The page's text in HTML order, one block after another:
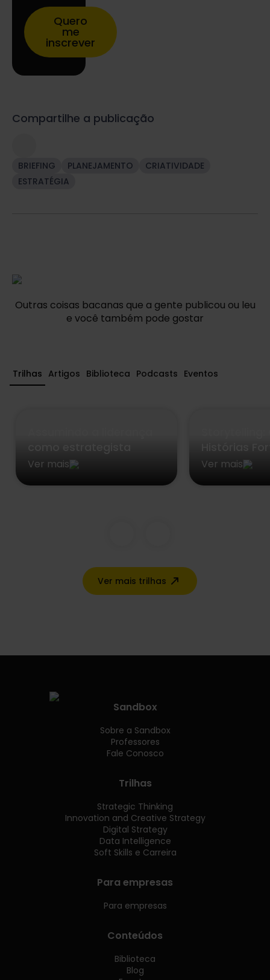
Quero
me
inscrever
Compartilhe a publicação
BRIEFING PLANEJAMENTO
CRIATIVIDADE
ESTRATÉGIA
Outras coisas bacanas que a gente publicou ou leu
e você também pode gostar
Trilhas Artigos Biblioteca Podcasts Eventos
Ver mais Ver mais
Ver mais trilhas
Sandbox
Sobre a Sandbox
Professores
Fale Conosco
Trilhas
Strategic Thinking
Innovation and Creative Strategy
Digital Strategy
Data Intelligence
Soft Skills e Carreira
Para empresas
Para empresas
Conteúdos
Biblioteca
Blog